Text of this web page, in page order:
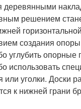
деревянными
решением
создания
углубить опорные
использовать
уголки. Доски
к нижней грани